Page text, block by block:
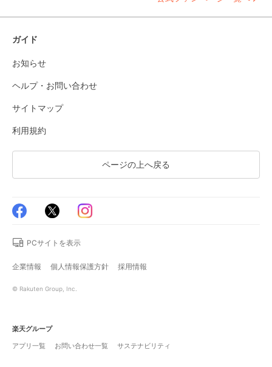
ガイド
お知らせ
ヘルプ・お問い合わせ
サイトマップ
利用規約
ページの上へ戻る
PCサイトを表示
企業情報 個人情報保護方針 採用情報
© Rakuten Group, Inc.
楽天グループ
アプリ一覧
お問い合わせ一覧 サステナビリティ